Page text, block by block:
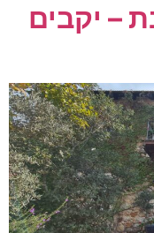
– יקבים